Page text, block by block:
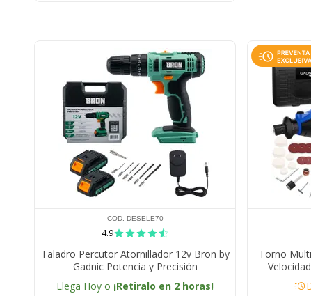
COD. DESELE70
4.9
Taladro Percutor Atornillador 12v Bron by
Gadnic Potencia y Precisión
Llega Hoy o ¡Retiralo en 2 horas!
Torno
acute